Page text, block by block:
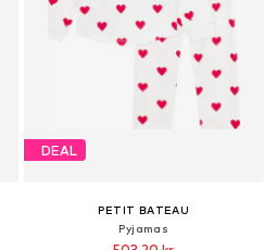
DEAL
PETIT BATEAU
Pyjamas